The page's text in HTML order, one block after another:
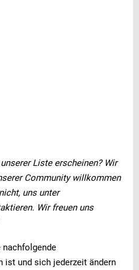
Liste erscheinen? Wir
Community willkommen
uns unter
Wir freuen uns
nachfolgende
ist und sich jederzeit ändern